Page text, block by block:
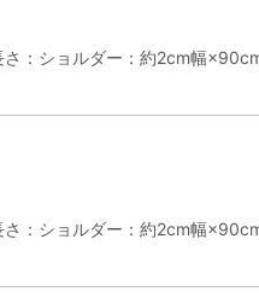
：ショルダー：約2cm幅
：ショルダー：約2cm幅